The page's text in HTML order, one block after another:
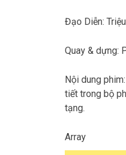
Đạo Diễn:
Quay & dựng:
Nội dung
tiết trong bộ
tạng.
Array